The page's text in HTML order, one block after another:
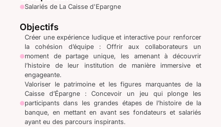
Salariés de La Caisse d'Epargne
Objectifs
Créer une expérience ludique et interactive pour renforcer
la cohésion d’équipe : Offrir aux collaborateurs un
moment de partage unique, les amenant à découvrir
l’histoire de leur institution de manière immersive et
engageante.
Valoriser le patrimoine et les figures marquantes de la
Caisse d’Épargne : Concevoir un jeu qui plonge les
participants dans les grandes étapes de l’histoire de la
banque, en mettant en avant ses fondateurs et salariés
ayant eu des parcours inspirants.